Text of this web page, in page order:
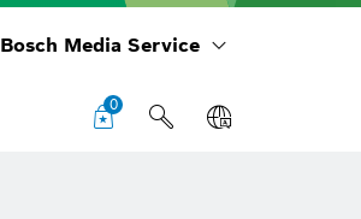
Bosch Media Service
0